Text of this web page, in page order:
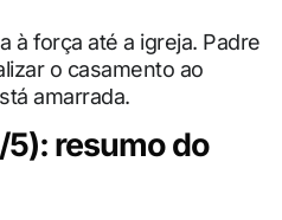
à força até a igreja. Padre
o casamento ao
amarrada.
resumo do